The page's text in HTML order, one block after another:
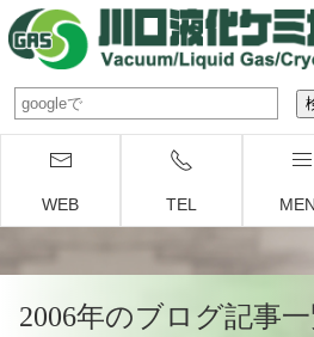
WEB TEL
2006年のブログ記事